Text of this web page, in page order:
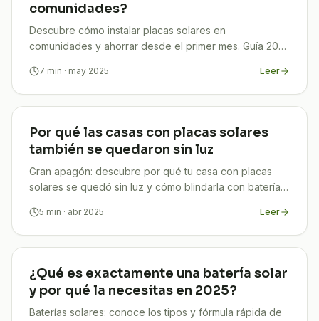
comunidades?
Descubre cómo instalar placas solares en
comunidades y ahorrar desde el primer mes. Guía 2025
7 min · may 2025 Leer
Por qué las casas con placas solares
también se quedaron sin luz
Gran apagón: descubre por qué tu casa con placas
solares se quedó sin luz y cómo blindarla con baterías
5 min · abr 2025 Leer
¿Qué es exactamente una batería solar
y por qué la necesitas en 2025?
Baterías solares: conoce los tipos y fórmula rápida de